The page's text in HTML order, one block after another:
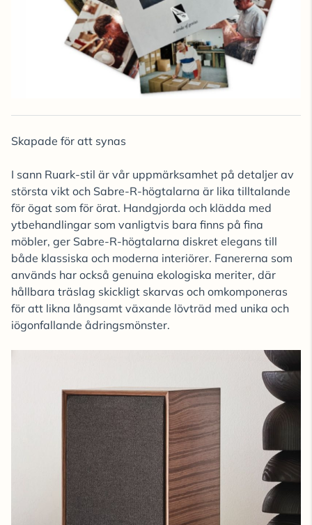
Skapade för att synas
I sann Ruark-stil är vår uppmärksamhet på detaljer av
största vikt och Sabre-R-högtalarna är lika tilltalande
för ögat som för örat. Handgjorda och klädda med
ytbehandlingar som vanligtvis bara finns på fina
möbler, ger Sabre-R-högtalarna diskret elegans till
både klassiska och moderna interiörer. Fanererna som
används har också genuina ekologiska meriter, där
hållbara träslag skickligt skarvas och omkomponeras
för att likna långsamt växande lövträd med unika och
iögonfallande ådringsmönster.